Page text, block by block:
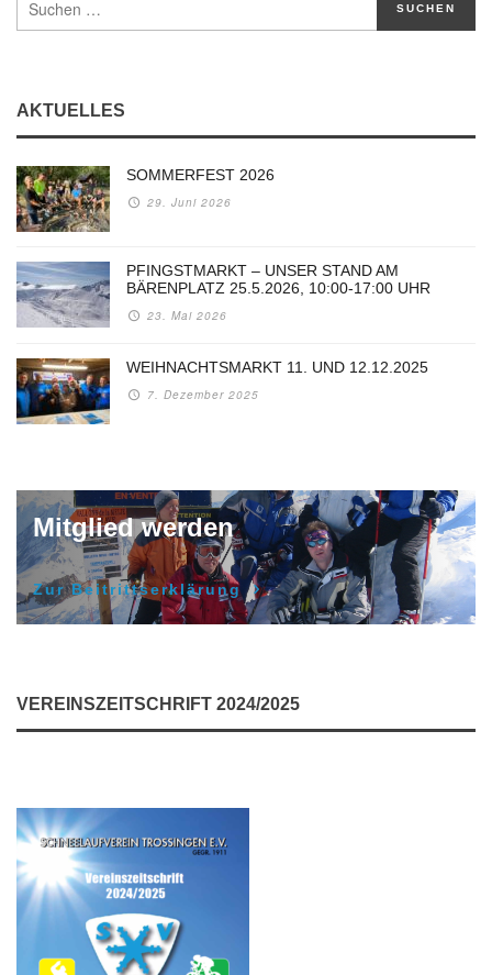
AKTUELLES
SOMMERFEST 2026
29. Juni 2026
PFINGSTMARKT – UNSER STAND AM
BÄRENPLATZ 25.5.2026, 10:00-17:00 UHR
23. Mai 2026
WEIHNACHTSMARKT 11. UND 12.12.2025
7. Dezember 2025
Mitglied werden
Zur Beitrittserklärung
VEREINSZEITSCHRIFT 2024/2025